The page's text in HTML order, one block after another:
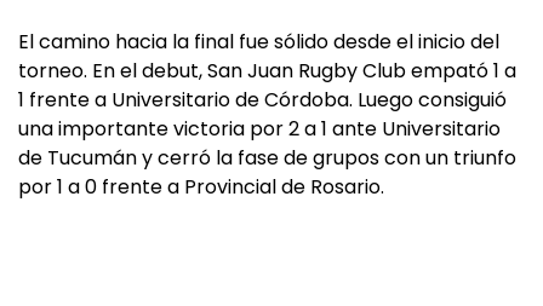
El camino hacia la final fue sólido desde el inicio del
torneo. En el debut, San Juan Rugby Club empató 1 a
1 frente a Universitario de Córdoba. Luego consiguió
una importante victoria por 2 a 1 ante Universitario
de Tucumán y cerró la fase de grupos con un triunfo
por 1 a 0 frente a Provincial de Rosario.